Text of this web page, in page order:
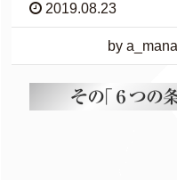
2019.08.23
by